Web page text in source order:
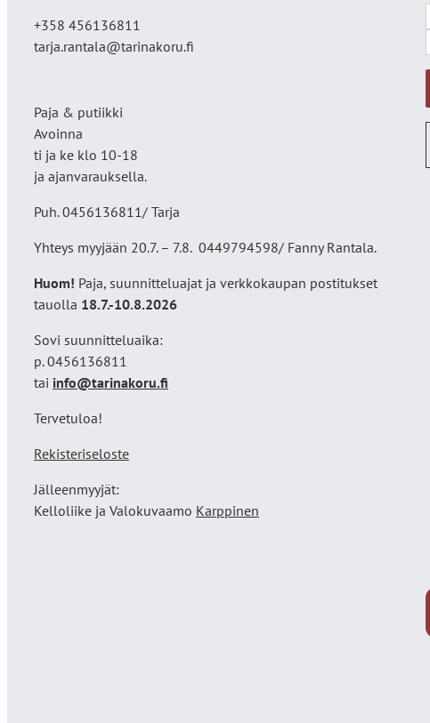
+358 456136811
tarja.rantala@tarinakoru.fi
Paja & putiikki
Avoinna
ti ja ke klo 10-18
ja ajanvarauksella.
Puh. 0456136811/ Tarja
Yhteys myyjään 20.7. – 7.8. 0449794598/ Fanny Rantala.
Huom! Paja, suunnitteluajat ja verkkokaupan postitukset
tauolla 18.7.-10.8.2026
Sovi suunnitteluaika:
p. 0456136811
tai info@tarinakoru.fi
Tervetuloa!
Rekisteriseloste
Jälleenmyyjät:
Kelloliike ja Valokuvaamo Karppinen